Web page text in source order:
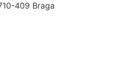
409 Braga